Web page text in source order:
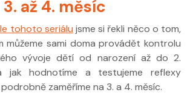
3. až 4. měsíc
tohoto seriálu jsme si řekli něco o tom,
můžeme sami doma provádět kontrolu
vývoje dětí od narození až do 2.
jak hodnotíme a testujeme reflexy
zaměříme na 3. a 4. měsíc.